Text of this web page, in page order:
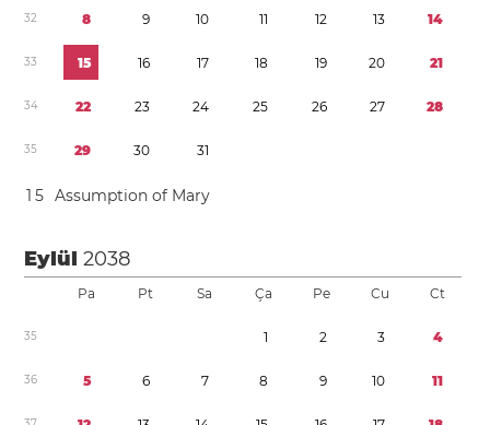
32 8 9 10 11 12 13 14
33 15 16 17 18 19 20 21
34 22 23 24 25 26 27 28
35 29 30 31
1 5 Assumption of Mary
Eylül2038
Pa Pt Sa Ça Pe Cu Ct
35 1 2 3 4
36 5 6 7 8 9 10 11